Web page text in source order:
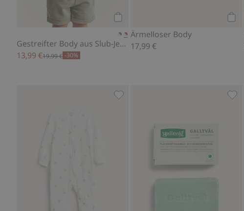
Gestreifter Body aus Slub-Jersey
13,99 €19,99 € -30%
Ärmelloser Body
17,99 €